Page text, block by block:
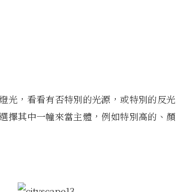
光，看看有否特別的光源，或特別的反光
擇其中一幢來當主體，例如特別高的、顏